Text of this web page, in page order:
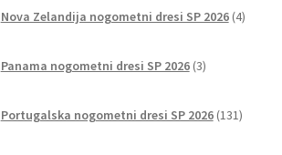
Nova Zelandija nogometni dresi SP 2026 4izdelki
Panama nogometni dresi SP 2026 3izdelki
Portugalska nogometni dresi SP 2026 131